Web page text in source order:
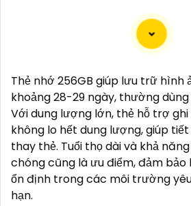
mua Camera Kbvision với chiết
pháp phù hợp trong ngữ cảnh
nghệ:
🛃1:"Chào anh/chị! Bạn đang tìm
Kbvision với chiết khấu hấp dẫn?
tôi để nhận ưu đãi đặc biệt và
pháp chính xác nhất cho nhu cầu
️🏅️2:
Thẻ nhớ 256GB giúp lưu trữ hình
khoảng 28-29 ngày, thường
Với dung lượng lớn, thẻ hỗ trợ
không lo hết dung lượng, giúp
thay thẻ. Tuổi thọ dài và khả
chóng cũng là ưu điểm, đảm bảo
ổn định trong các môi trường
hạn.